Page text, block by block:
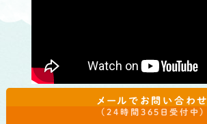
メールでお問い合わせ
（24時間365日受付中）
大きい画面で見る